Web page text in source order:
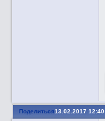
Поделиться13.02.2017 12:40